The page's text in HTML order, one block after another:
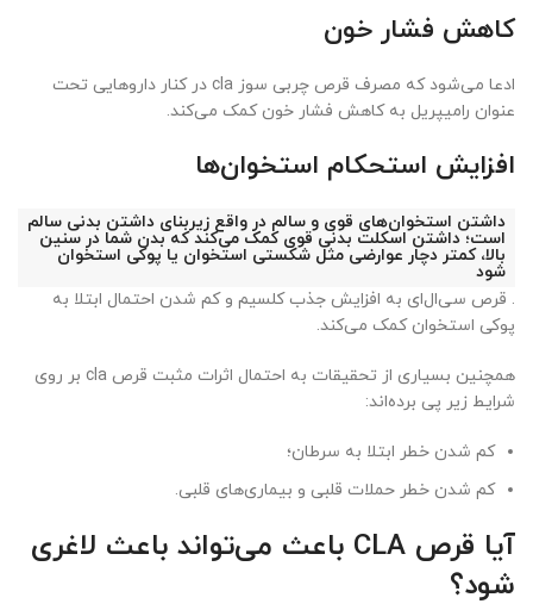
کاهش فشار خون
ادعا می‌شود که مصرف قرص چربی سوز cla در کنار داروهایی تحت
عنوان رامیپریل به کاهش فشار خون کمک می‌کند.
افزایش استحکام استخوان‌ها
داشتن استخوان‌های قوی و سالم در واقع زیربنای داشتن بدنی سالم
است؛ داشتن اسکلت بدنی قوی کمک می‌کند که بدن شما در سنین
بالا، کمتر دچار عوارضی مثل شکستی استخوان یا پوکی استخوان
شود
. قرص سی‌ال‌ای به افزایش جذب کلسیم و کم شدن احتمال ابتلا به
پوکی استخوان کمک می‌کند.
همچنین بسیاری از تحقیقات به احتمال اثرات مثبت قرص cla بر روی
شرایط زیر پی برده‌اند:
کم شدن خطر ابتلا به سرطان؛
کم شدن خطر حملات قلبی و بیماری‌های قلبی.
آیا قرص CLA باعث می‌تواند باعث لاغری
شود؟